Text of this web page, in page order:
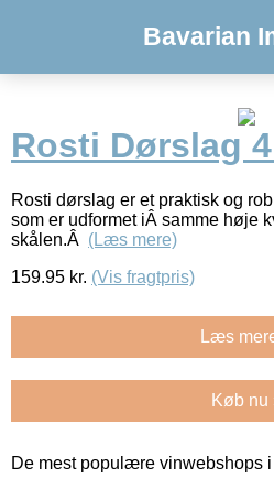
Bavarian
Rosti Dørslag
Rosti dørslag er et praktisk og
som er udformet iÂ samme høje
skålen.Â (Læs mere)
159.95 kr. (Vis fragtpris)
Læs
Køb nu
De mest populære vinwebshops